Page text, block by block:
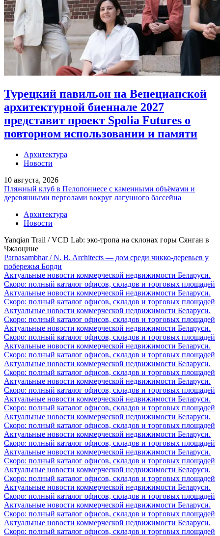
Турецкий павильон на Венецианской
архитектурной биеннале 2027
представит проект Spolia Futures о
повторном использовании и памяти
Архитектура
Новости
10 августа, 2026
Пляжный клуб в Пелопоннесе с каменными объёмами и
деревянными перголами вокруг лагунного бассейна
Архитектура
Новости
Yanqian Trail / VCD Lab: эко-тропа на склонах горы Сянган в
Чжаоцине
Parnasambhar / N. B. Architects — дом среди чикко-деревьев у
побережья Борди
Актуальные новости коммерческой недвижимости Беларуси.
Скоро: полный каталог офисов, складов и торговых площадей
Актуальные новости коммерческой недвижимости Беларуси.
Скоро: полный каталог офисов, складов и торговых площадей
Актуальные новости коммерческой недвижимости Беларуси.
Скоро: полный каталог офисов, складов и торговых площадей
Актуальные новости коммерческой недвижимости Беларуси.
Скоро: полный каталог офисов, складов и торговых площадей
Актуальные новости коммерческой недвижимости Беларуси.
Скоро: полный каталог офисов, складов и торговых площадей
Актуальные новости коммерческой недвижимости Беларуси.
Скоро: полный каталог офисов, складов и торговых площадей
Актуальные новости коммерческой недвижимости Беларуси.
Скоро: полный каталог офисов, складов и торговых площадей
Актуальные новости коммерческой недвижимости Беларуси.
Скоро: полный каталог офисов, складов и торговых площадей
Актуальные новости коммерческой недвижимости Беларуси.
Скоро: полный каталог офисов, складов и торговых площадей
Актуальные новости коммерческой недвижимости Беларуси.
Скоро: полный каталог офисов, складов и торговых площадей
Актуальные новости коммерческой недвижимости Беларуси.
Скоро: полный каталог офисов, складов и торговых площадей
Актуальные новости коммерческой недвижимости Беларуси.
Скоро: полный каталог офисов, складов и торговых площадей
Актуальные новости коммерческой недвижимости Беларуси.
Скоро: полный каталог офисов, складов и торговых площадей
Актуальные новости коммерческой недвижимости Беларуси.
Скоро: полный каталог офисов, складов и торговых площадей
Актуальные новости коммерческой недвижимости Беларуси.
Скоро: полный каталог офисов, складов и торговых площадей